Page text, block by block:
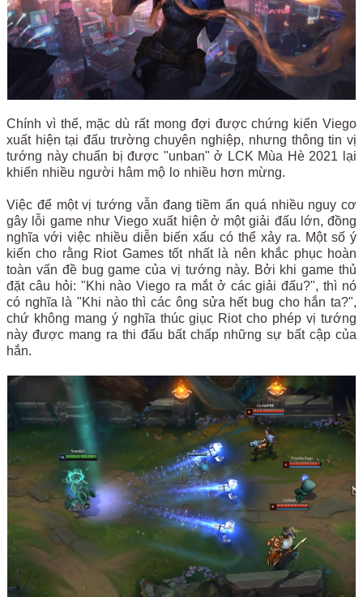
Chính vì thế, mặc dù rất mong đợi được chứng kiến Viego
xuất hiện tại đấu trường chuyên nghiệp, nhưng thông tin vị
tướng này chuẩn bị được "unban" ở LCK Mùa Hè 2021 lại
khiến nhiều người hâm mộ lo nhiều hơn mừng.
Việc để một vị tướng vẫn đang tiềm ẩn quá nhiều nguy cơ
gây lỗi game như Viego xuất hiện ở một giải đấu lớn, đồng
nghĩa với việc nhiều diễn biến xấu có thể xảy ra. Một số ý
kiến cho rằng Riot Games tốt nhất là nên khắc phục hoàn
toàn vấn đề bug game của vị tướng này. Bởi khi game thủ
đặt câu hỏi: "Khi nào Viego ra mắt ở các giải đấu?", thì nó
có nghĩa là "Khi nào thì các ông sửa hết bug cho hắn ta?",
chứ không mang ý nghĩa thúc giục Riot cho phép vị tướng
này được mang ra thi đấu bất chấp những sự bất cập của
hắn.